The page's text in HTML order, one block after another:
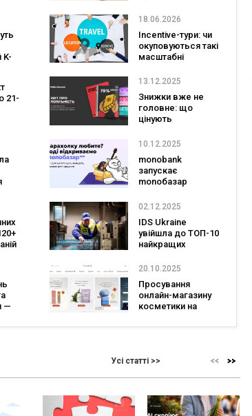
змінює для
K-
18.06.2026
Incentive-тури: чи
окуповуються такі
масштабні
чого вони бізнесу
21-
13.12.2025
Знижки вже не
головне: що
цінують
програмах
10.12.2025
monobank
запускає
monoбазар
02.12.2025
IDS Ukraine
увійшла до ТОП-10
найкращих
України 2025 року
—
20.10.2025
Просування
онлайн-магазину
косметики на
FABO
Усі статті >>